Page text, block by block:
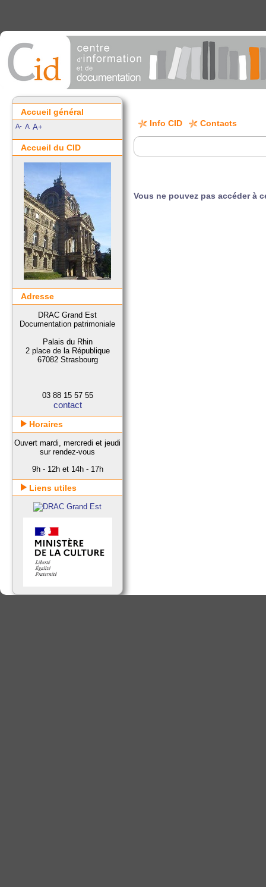
Info CID Contacts
Vous ne pouvez pas accéder à
Accueil général
A- A A+
Accueil du CID
Adresse
DRAC Grand Est
Documentation patrimoniale
Palais du Rhin
2 place de la République
67082 Strasbourg
03 88 15 57 55
contact
Horaires
Ouvert mardi, mercredi et jeudi
sur rendez-vous
9h - 12h et 14h - 17h
Liens utiles